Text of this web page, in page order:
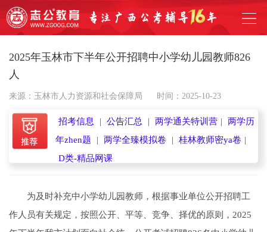
2025年玉林市下半年公开招聘中小学幼儿园教师826
人
来源：玉林市人力资源和社会保障局 时间：2025-10-23
招考信息 | 公告汇总 | 两学通关特训营 |
两学历
年zhen题
| 两学全臻模拟卷 | 桂林教师密ya卷 |
D类-精品网课
为及时补充中小学幼儿园教师，根据事业单位公开招聘工
作人员有关规定，按照公开、平等、竞争、择优的原则，2025